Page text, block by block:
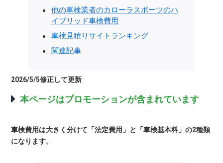
他の車検業者のカローラスポーツのハ
イブリッド車検費用
車検見積りサイトランキング
関連記事
2026/5/5修正して更新
本ページはプロモーションが含まれています
車検費用は大きく分けて「法定費用」と「車検基本料」の2種類
になります。